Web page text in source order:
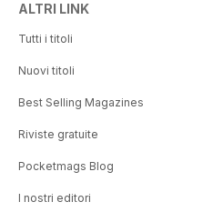
ALTRI LINK
Tutti i titoli
Nuovi titoli
Best Selling Magazines
Riviste gratuite
Pocketmags Blog
I nostri editori